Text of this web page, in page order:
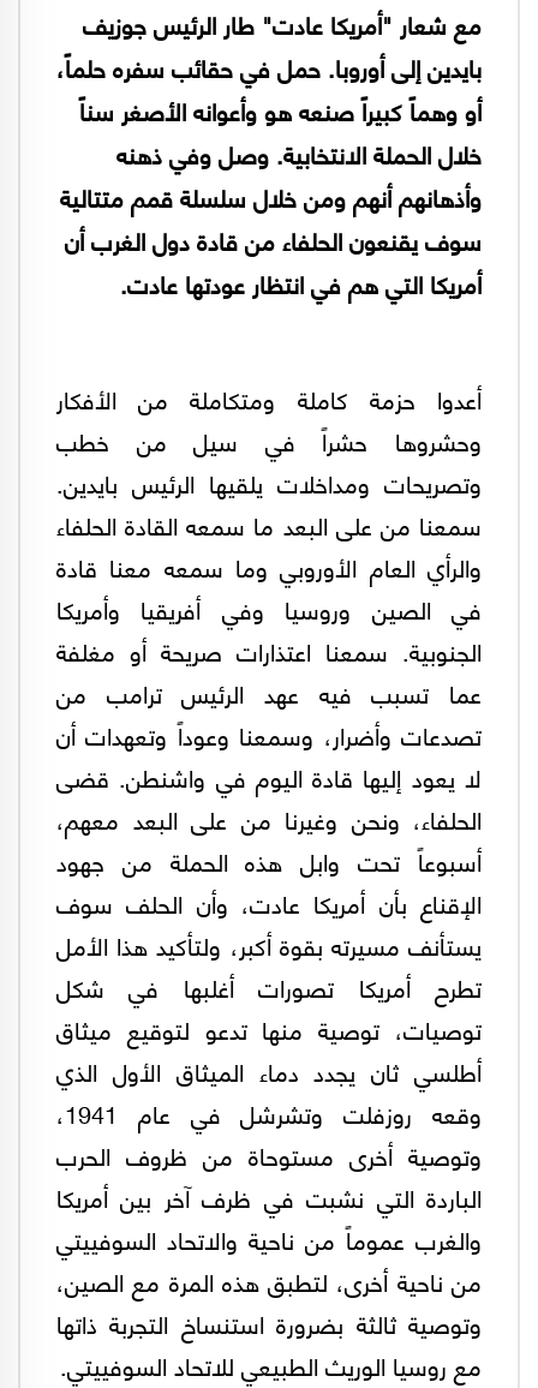
مع شعار "أمريكا عادت" طار الرئيس جوزيف
بايدين إلى أوروبا. حمل في حقائب سفره حلماً،
أو وهماً كبيراً صنعه هو وأعوانه الأصغر سناً
خلال الحملة الانتخابية. وصل وفي ذهنه
وأذهانهم أنهم ومن خلال سلسلة قمم متتالية
سوف يقنعون الحلفاء من قادة دول الغرب أن
أمريكا التي هم في انتظار عودتها عادت.
أعدوا حزمة كاملة ومتكاملة من الأفكار
وحشروها حشراً في سيل من خطب
وتصريحات ومداخلات يلقيها الرئيس بايدين.
سمعنا من على البعد ما سمعه القادة الحلفاء
والرأي العام الأوروبي وما سمعه معنا قادة
في الصين وروسيا وفي أفريقيا وأمريكا
الجنوبية. سمعنا اعتذارات صريحة أو مغلفة
عما تسبب فيه عهد الرئيس ترامب من
تصدعات وأضرار، وسمعنا وعوداً وتعهدات أن
لا يعود إليها قادة اليوم في واشنطن. قضى
الحلفاء، ونحن وغيرنا من على البعد معهم،
أسبوعاً تحت وابل هذه الحملة من جهود
الإقناع بأن أمريكا عادت، وأن الحلف سوف
يستأنف مسيرته بقوة أكبر، ولتأكيد هذا الأمل
تطرح أمريكا تصورات أغلبها في شكل
توصيات، توصية منها تدعو لتوقيع ميثاق
أطلسي ثان يجدد دماء الميثاق الأول الذي
وقعه روزفلت وتشرشل في عام 1941،
وتوصية أخرى مستوحاة من ظروف الحرب
الباردة التي نشبت في ظرف آخر بين أمريكا
والغرب عموماً من ناحية والاتحاد السوفييتي
من ناحية أخرى، لتطبق هذه المرة مع الصين،
وتوصية ثالثة بضرورة استنساخ التجربة ذاتها
مع روسيا الوريث الطبيعي للاتحاد السوفييتي.